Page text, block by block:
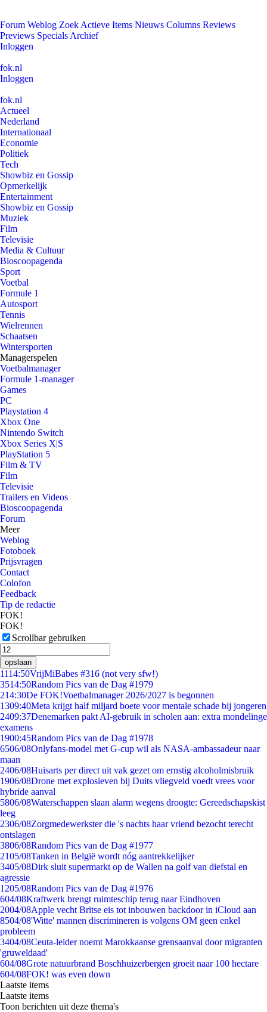
Forum Weblog Zoek Actieve Items Nieuws Columns Reviews
Previews Specials Archief
Inloggen
fok.nl
Inloggen
fok.nl
Actueel
Nederland
Internationaal
Economie
Politiek
Tech
Showbiz en Gossip
Opmerkelijk
Entertainment
Showbiz en Gossip
Muziek
Film
Televisie
Media & Cultuur
Bioscoopagenda
Sport
Voetbal
Formule 1
Autosport
Tennis
Wielrennen
Schaatsen
Wintersporten
Managerspelen
Voetbalmanager
Formule 1-manager
Games
PC
Playstation 4
Xbox One
Nintendo Switch
Xbox Series X|S
PlayStation 5
Film & TV
Film
Televisie
Trailers en Videos
Bioscoopagenda
Forum
Meer
Weblog
Fotoboek
Prijsvragen
Contact
Colofon
Feedback
Tip de redactie
FOK!
FOK!
Scrollbar gebruiken
opslaan
1114:50VrijMiBabes #316 (not very sfw!)
3514:50Random Pics van de Dag #1979
214:30De FOK!Voetbalmanager 2026/2027 is begonnen
1309:40Meta krijgt half miljard boete voor mentale schade bij jongeren
2409:37Denemarken pakt AI-gebruik in scholen aan: extra mondelinge
examens
1900:45Random Pics van de Dag #1978
6506/08Onlyfans-model met G-cup wil als NASA-ambassadeur naar
maan
2406/08Huisarts per direct uit vak gezet om ernstig alcoholmisbruik
1906/08Drone met explosieven bij Duits vliegveld voedt vrees voor
hybride aanval
5806/08Waterschappen slaan alarm wegens droogte: Gereedschapskist
leeg
2306/08Zorgmedewerkster die 's nachts haar vriend bezocht terecht
ontslagen
3806/08Random Pics van de Dag #1977
2105/08Tanken in België wordt nóg aantrekkelijker
3405/08Dirk sluit supermarkt op de Wallen na golf van diefstal en
agressie
1205/08Random Pics van de Dag #1976
604/08Kraftwerk brengt ruimteschip terug naar Eindhoven
2004/08Apple vecht Britse eis tot inbouwen backdoor in iCloud aan
8504/08'Witte' mannen discrimineren is volgens OM geen enkel
probleem
3404/08Ceuta-leider noemt Marokkaanse grensaanval door migranten
'gruweldaad'
604/08Grote natuurbrand Boschhuizerbergen groeit naar 100 hectare
604/08FOK! was even down
Laatste items
Laatste items
Toon berichten uit deze thema's